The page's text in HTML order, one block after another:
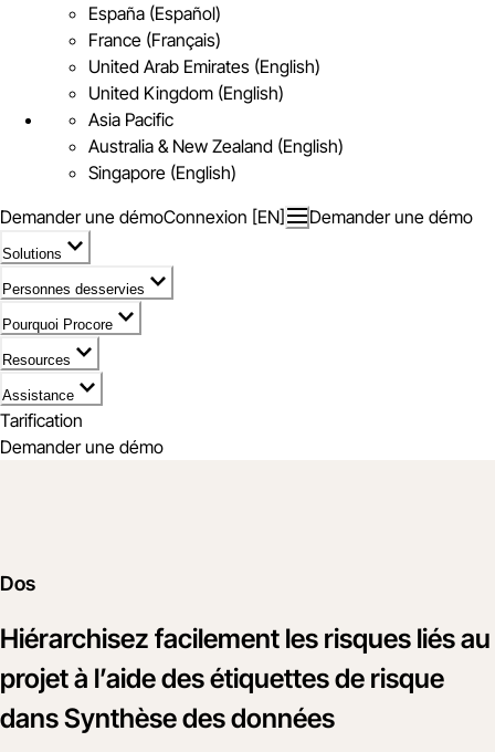
España (Español)
France (Français)
United Arab Emirates (English)
United Kingdom (English)
Asia Pacific
Australia & New Zealand (English)
Singapore (English)
Demander une démoConnexion [EN] Demander une démo
Solutions
Personnes desservies
Pourquoi Procore
Resources
Assistance
Tarification
Demander une démo
Dos
Hiérarchisez facilement les risques liés au
projet à l’aide des étiquettes de risque
dans Synthèse des données